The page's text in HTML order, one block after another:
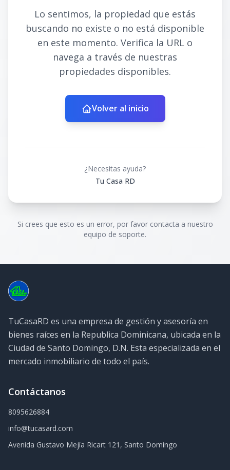
Lo sentimos, la propiedad que estás
buscando no existe o no está disponible
en este momento. Verifica la URL o
navega a través de nuestras
propiedades disponibles.
Volver al inicio
¿Necesitas ayuda?
Tu Casa RD
Si crees que esto es un error, por favor contacta a nuestro
equipo de soporte.
TuCasaRD es una empresa de gestión y asesoría en
bienes raíces en la Republica Dominicana, ubicada en la
Ciudad de Santo Domingo, D.N. Esta especializada en el
mercado inmobiliario de todo el país.
Contáctanos
8095626884
info@tucasard.com
Avenida Gustavo Mejía Ricart 121, Santo Domingo